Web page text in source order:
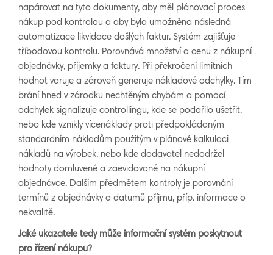
napárovat na tyto dokumenty, aby měl plánovací proces
nákup pod kontrolou a aby byla umožněna následná
automatizace likvidace došlých faktur. Systém zajišťuje
tříbodovou kontrolu. Porovnává množství a cenu z nákupní
objednávky, příjemky a faktury. Při překročení limitních
hodnot varuje a zároveň generuje nákladové odchylky. Tím
brání hned v zárodku nechtěným chybám a pomocí
odchylek signalizuje controllingu, kde se podařilo ušetřit,
nebo kde vznikly vícenáklady proti předpokládaným
standardním nákladům použitým v plánové kalkulaci
nákladů na výrobek, nebo kde dodavatel nedodržel
hodnoty domluvené a zaevidované na nákupní
objednávce. Dalším předmětem kontroly je porovnání
termínů z objednávky a datumů příjmu, příp. informace o
nekvalitě.
Jaké ukazatele tedy může informační systém poskytnout
pro řízení nákupu?